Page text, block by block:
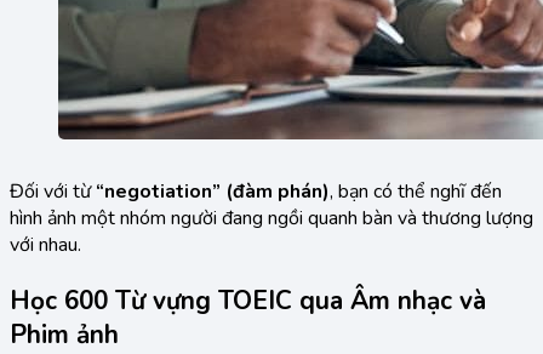
Đối với từ“negotiation” (đàm phán), bạn có thể nghĩ đến
hình ảnh một nhóm người đang ngồi quanh bàn và thương lượng
với nhau.
Học 600 Từ vựng TOEIC qua Âm nhạc và
Phim ảnh